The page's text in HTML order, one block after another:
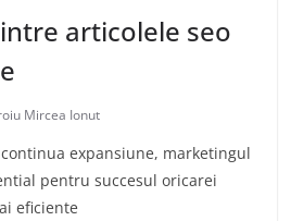
articolele seo
Mircea Ionut
expansiune, marketingul
pentru succesul oricarei
eficiente